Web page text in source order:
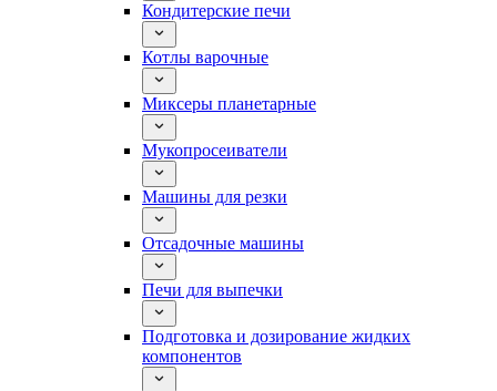
Кондитерские печи
Котлы варочные
Миксеры планетарные
Мукопросеиватели
Машины для резки
Отсадочные машины
Печи для выпечки
Подготовка и дозирование жидких
компонентов